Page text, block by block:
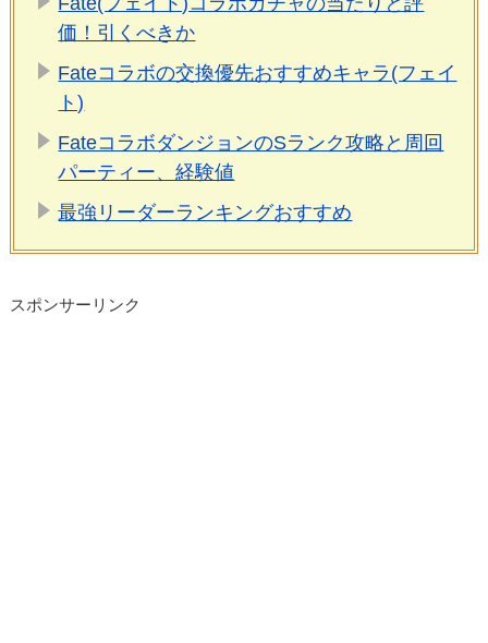
価！引くべきか
Fateコラボの交換優先おすすめキャラ(フェイ
ト)
FateコラボダンジョンのSランク攻略と周回
パーティー、経験値
最強リーダーランキングおすすめ
スポンサーリンク